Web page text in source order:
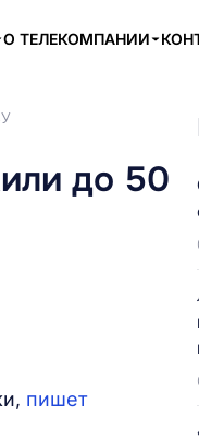
О ТЕЛЕКОМПАНИИ
до 50
пишет